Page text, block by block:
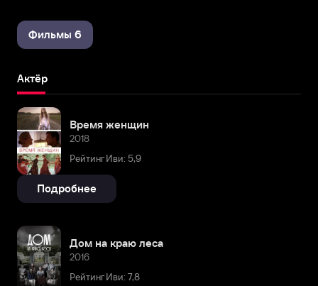
Фильмы 6
Актёр
Время женщин
2018
Рейтинг Иви: 5,9
Подробнее
Дом на краю леса
2016
Рейтинг Иви: 7,8